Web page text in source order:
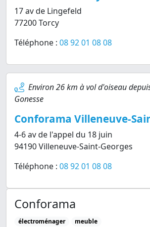
17 av de Lingefeld
77200 Torcy
Téléphone : 08 92 01 08 08
Environ 26 km à vol d'oiseau
Gonesse
Conforama Villeneuve-
4-6 av de l'appel du 18 juin
94190 Villeneuve-Saint-Georges
Téléphone : 08 92 01 08 08
Conforama
électroménager meuble